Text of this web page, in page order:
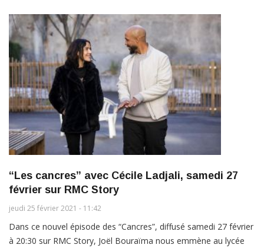
“Les cancres” avec Cécile Ladjali, samedi 27
février sur RMC Story
jeudi 25 février 2021 - 11:42
Dans ce nouvel épisode des “Cancres”, diffusé samedi 27 février
à 20:30 sur RMC Story, Joël Bouraïma nous emmène au lycée